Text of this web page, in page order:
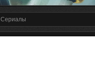
Сериалы